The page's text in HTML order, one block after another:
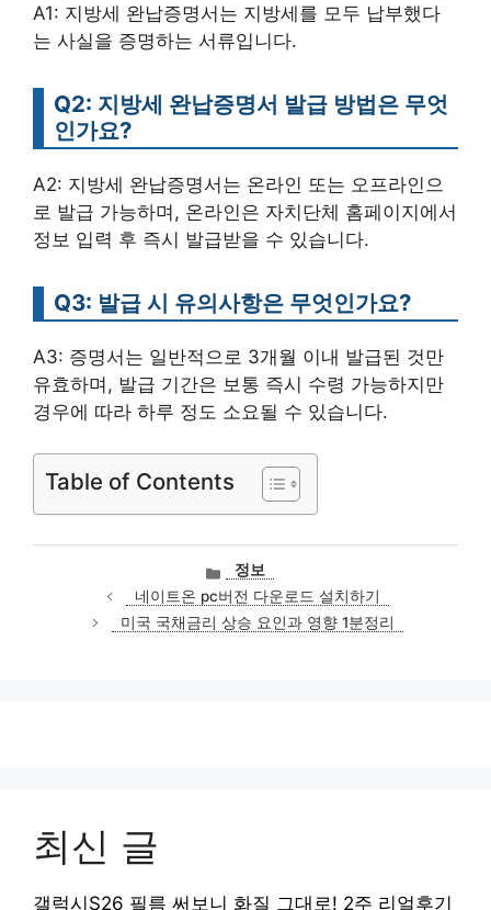
A1: 지방세 완납증명서는 지방세를 모두 납부했다
는 사실을 증명하는 서류입니다.
Q2: 지방세 완납증명서 발급 방법은 무엇
인가요?
A2: 지방세 완납증명서는 온라인 또는 오프라인으
로 발급 가능하며, 온라인은 자치단체 홈페이지에서
정보 입력 후 즉시 발급받을 수 있습니다.
Q3: 발급 시 유의사항은 무엇인가요?
A3: 증명서는 일반적으로 3개월 이내 발급된 것만
유효하며, 발급 기간은 보통 즉시 수령 가능하지만
경우에 따라 하루 정도 소요될 수 있습니다.
Table of Contents
카
테
고
리
정보
네이트온 pc버전 다운로드 설치하기
미국 국채금리 상승 요인과 영향 1분정리
최신 글
갤럭시S26 필름 써보니 화질 그대로! 2주 리얼후기